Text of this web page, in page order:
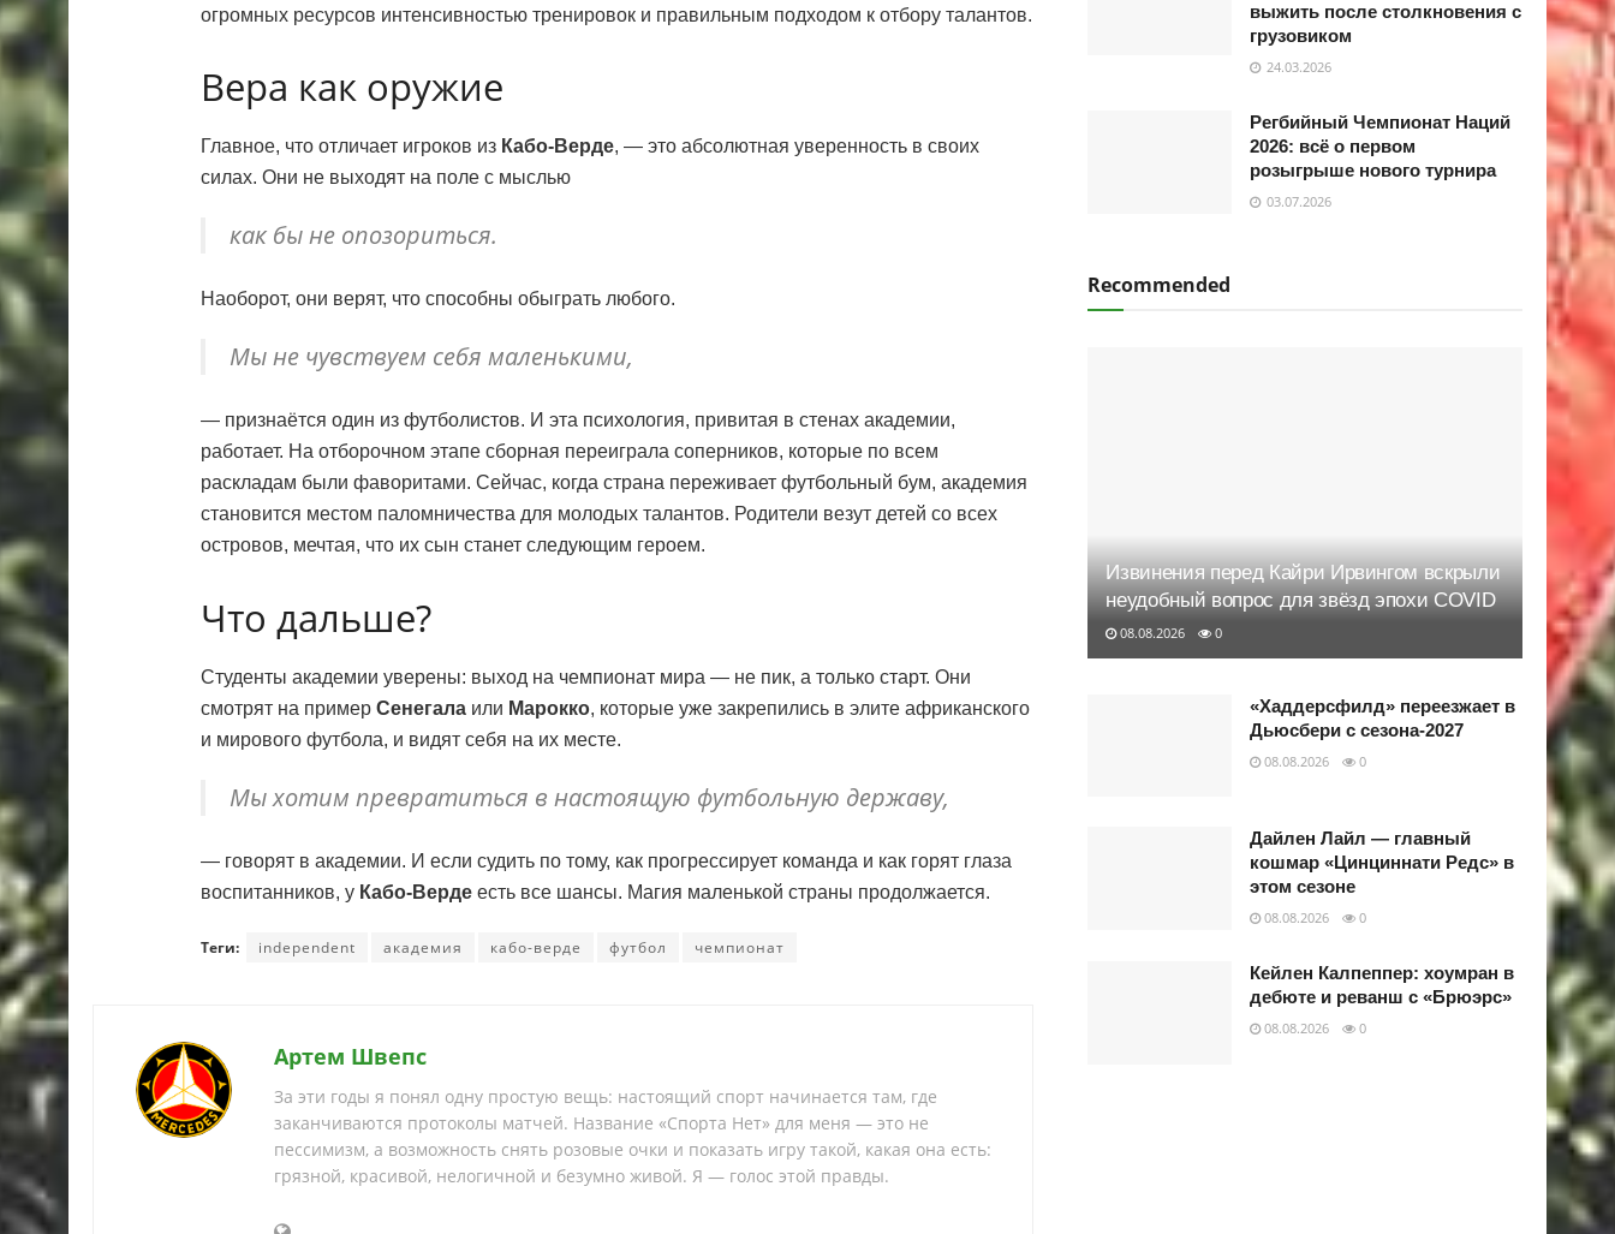
огромных ресурсов интенсивностью тренировок и правильным подходом к отбору талантов.
Вера как оружие
Главное, что отличает игроков из Кабо-Верде, — это абсолютная уверенность в своих
силах. Они не выходят на поле с мыслью
как бы не опозориться.
Наоборот, они верят, что способны обыграть любого.
Мы не чувствуем себя маленькими,
— признаётся один из футболистов. И эта психология, привитая в стенах академии,
работает. На отборочном этапе сборная переиграла соперников, которые по всем
раскладам были фаворитами. Сейчас, когда страна переживает футбольный бум, академия
становится местом паломничества для молодых талантов. Родители везут детей со всех
островов, мечтая, что их сын станет следующим героем.
Что дальше?
Студенты академии уверены: выход на чемпионат мира — не пик, а только старт. Они
смотрят на пример Сенегала или Марокко, которые уже закрепились в элите африканского
и мирового футбола, и видят себя на их месте.
Мы хотим превратиться в настоящую футбольную державу,
— говорят в академии. И если судить по тому, как прогрессирует команда и как горят глаза
воспитанников, у Кабо-Верде есть все шансы. Магия маленькой страны продолжается.
Теги: independent академия кабо-верде футбол чемпионат
Артем Швепс
За эти годы я понял одну простую вещь: настоящий спорт начинается там, где
заканчиваются протоколы матчей. Название «Спорта Нет» для меня — это не
пессимизм, а возможность снять розовые очки и показать игру такой, какая она есть:
грязной, красивой, нелогичной и безумно живой. Я — голос этой правды.
выжить после столкновения с
грузовиком
24.03.2026
Регбийный Чемпионат Наций
2026: всё о первом
розыгрыше нового турнира
03.07.2026
Recommended
Извинения перед Кайри Ирвингом вскрыли
неудобный вопрос для звёзд эпохи COVID
08.08.2026 0
«Хаддерсфилд» переезжает в
Дьюсбери с сезона-2027
08.08.2026 0
Дайлен Лайл — главный
кошмар «Цинциннати Редс» в
этом сезоне
08.08.2026 0
Кейлен Калпеппер: хоумран в
дебюте и реванш с «Брюэрс»
08.08.2026 0